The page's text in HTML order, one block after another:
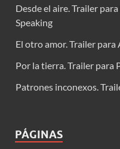
Desde el aire. Trailer
Speaking
El otro amor. Trailer
Por la tierra. Trailer para
Patrones inconexos.
PÁGINAS